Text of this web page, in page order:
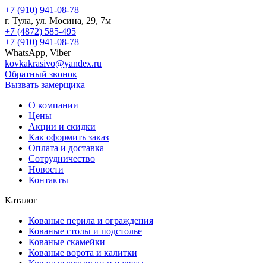
+7 (910) 941-08-78
г. Тула, ул. Мосина, 29, 7м
+7 (4872) 585-495
+7 (910) 941-08-78
WhatsApp, Viber
kovkakrasivo@yandex.ru
Обратный звонок
Вызвать замерщика
О компании
Цены
Акции и скидки
Как оформить заказ
Оплата и доставка
Сотрудничество
Новости
Контакты
Каталог
Кованые перила и ограждения
Кованые столы и подстолье
Кованые скамейки
Кованые ворота и калитки